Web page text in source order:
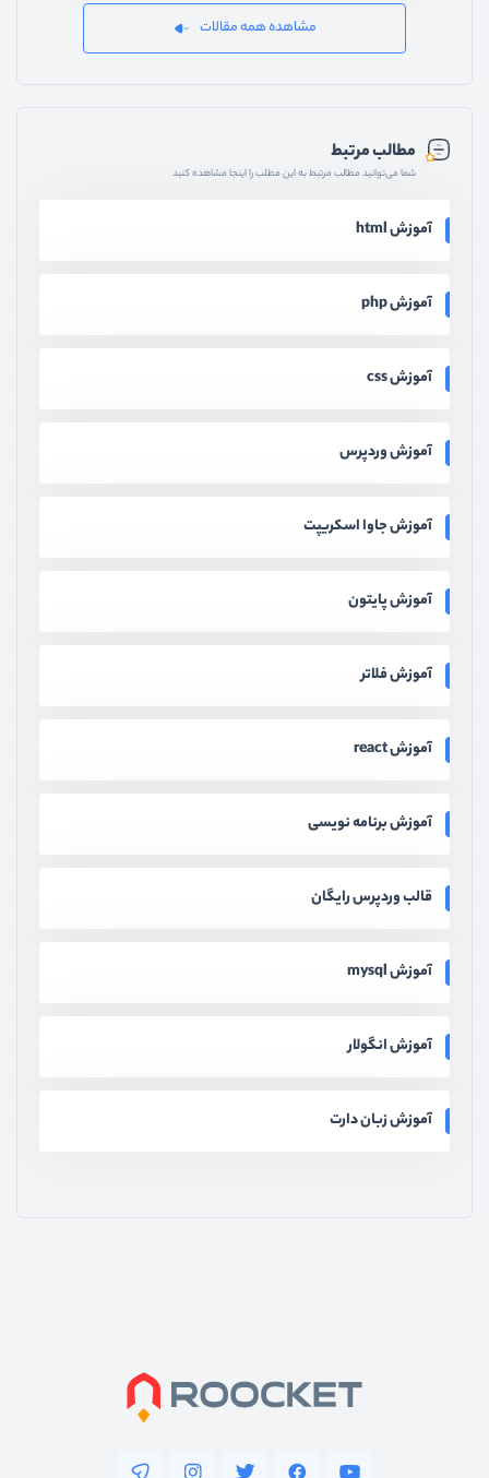
مشاهده همه مقالات
مطالب مرتبط
شما می‌توانید مطالب مرتبط به این مطلب را اینجا مشاهده کنید
آموزش html
آموزش php
آموزش css
آموزش وردپرس
آموزش جاوا اسکریپت
آموزش پایتون
آموزش فلاتر
آموزش react
آموزش برنامه نویسی
قالب وردپرس رایگان
آموزش mysql
آموزش انگولار
آموزش زبان دارت